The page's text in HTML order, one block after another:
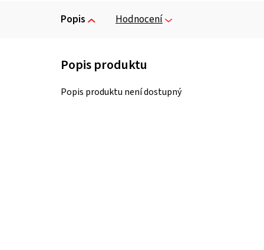
Popis Hodnocení
Popis produktu není dostupný